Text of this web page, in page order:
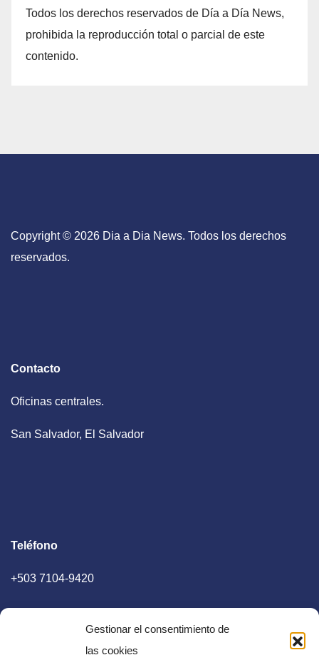
Gestionar el consentimiento de
las cookies
Todos los derechos reservados de Día a Día News,
prohibida la reproducción total o parcial de este
contenido.
Copyright © 2026 Dia a Dia News. Todos los derechos
reservados.
Contacto
Oficinas centrales.
San Salvador, El Salvador
Teléfono
+503 7104-9420